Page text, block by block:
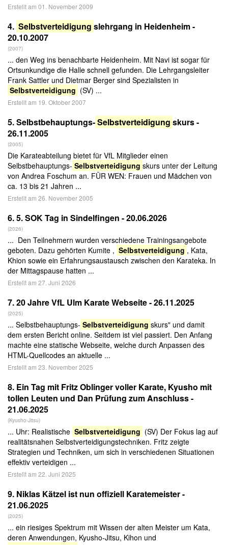
Erstellt am 01. November 2009
4. Selbstverteidigung slehrgang in Heidenheim -
20.10.2007
(2007)
... den Weg ins benachbarte Heidenheim. Mit Navi ist sogar für
Ortsunkundige die Halle schnell gefunden. Die Lehrgangsleiter
Frank Sattler und Dietmar Berger sind Spezialisten in
Selbstverteidigung (SV) ...
Erstellt am 19. Oktober 2007
5.Selbstbehauptungs-Selbstverteidigung skurs -
26.11.2005
(2005)
Die Karateabteilung bietet für VfL Mitglieder einen
Selbstbehauptungs- Selbstverteidigung skurs unter der Leitung
von Andrea Foschum an. FÜR WEN: Frauen und Mädchen von
ca. 13 bis 21 Jahren ...
Erstellt am 26. November 2005
6.5. SOK Tag in Sindelfingen - 20.06.2026
(2026)
... Den Teilnehmern wurden verschiedene Trainingsangebote
geboten. Dazu gehörten Kumite , Selbstverteidigung , Kata,
Khion sowie ein Erfahrungsaustausch zwischen den Karateka. In
der Mittagspause hatten ...
Erstellt am 27. Juni 2026
7.20 Jahre VfL Ulm Karate Webseite - 26.11.2025
(2025)
... Selbstbehauptungs- Selbstverteidigung skurs" und damit
dem ersten Bericht online. Seitdem ist viel passiert. Den Anfang
machte eine statische Webseite, welche durch Anpassen des
HTML-Quellcodes an aktuelle ...
Erstellt am 23. November 2025
8. Ein Tag mit Fritz Oblinger voller Karate, Kyusho mit
tollen Leuten und Dan Prüfung zum Anschluss -
21.06.2025
(Kyusho-Jitsu)
... Uhr: Realistische Selbstverteidigung (SV) Der Fokus lag auf
realitätsnahen Selbstverteidigungstechniken. Fritz zeigte
Strategien und Techniken, um sich in verschiedenen Situationen
effektiv verteidigen ...
Erstellt am 22. Juni 2025
9. Niklas Kätzel ist nun offiziell Karatemeister -
21.06.2025
(2025)
... ein riesiges Spektrum mit Wissen der alten Meister um Kata,
deren Anwendungen, Kyusho-Jitsu, Kihon und